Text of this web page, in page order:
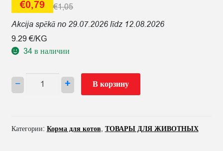
€1,05
€0,79
Akcija spēkā no 29.07.2026 līdz 12.08.2026
9.29 €/KG
34 в наличии
−
Количество
KONS.
+ В корзину
Категории: Корма для котов, ТОВАРЫ ДЛЯ ЖИВОТНЫХ